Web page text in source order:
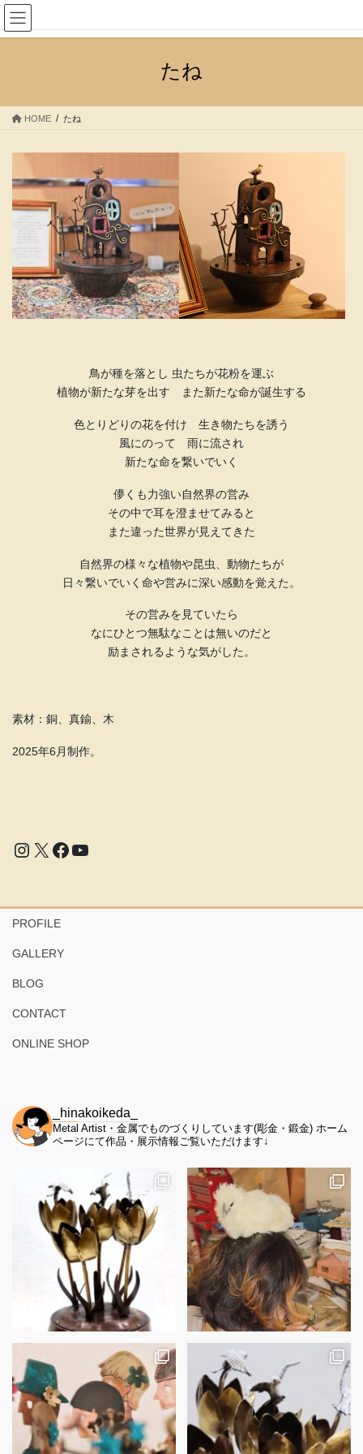
コ
ン
テ
ス
ナ
ビ
ゲ
ン
たね
HOME たね
鳥が種を落とし 虫たちが花粉を運ぶ
植物が新たな芽を出す また新たな命が誕生する
色とりどりの花を付け 生き物たちを誘う
風にのって 雨に流され
新たな命を繋いでいく
儚くも力強い自然界の営み
その中で耳を澄ませてみると
また違った世界が見えてきた
自然界の様々な植物や昆虫、動物たちが
日々繋いでいく命や営みに深い感動を覚えた。
その営みを見ていたら
なにひとつ無駄なことは無いのだと
励まされるような気がした。
素材：銅、真鍮、木
2025年6月制作。
Instagram
X Facebook
YouTube
PROFILE
GALLERY
BLOG
CONTACT
ONLINE SHOP
_hinakoikeda_
Metal Artist・金属でものづくりしています(彫金・鍛金) ホーム
ページにて作品・展示情報ご覧いただけます↓